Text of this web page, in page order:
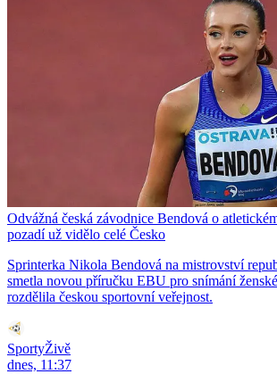
Odvážná česká závodnice Bendová o
pozadí už vidělo celé Česko
Sprinterka Nikola Bendová na mistrovství
smetla novou příručku EBU pro snímání
rozdělila českou sportovní veřejnost.
SportyŽivě
dnes, 11:37